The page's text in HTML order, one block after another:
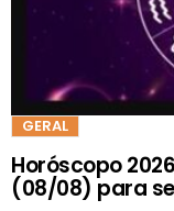
GERAL
Horóscopo
(08/08) para